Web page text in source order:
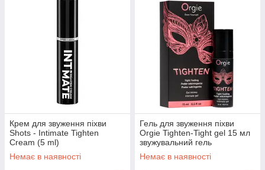
Крем для звуження піхви
Shots - Intimate Tighten
Cream (5 ml)
Немає в наявності
Гель для звуження піхви
Orgie Tighten-Tight gel 15 мл
звужувальний гель
Немає в наявності